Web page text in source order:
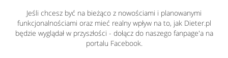
Jeśli chcesz być na bieżąco z nowościami i planowanymi
funkcjonalnościami oraz mieć realny wpływ na to, jak Dieter.pl
będzie wyglądał w przyszłości - dołącz do naszego fanpage'a na
portalu Facebook.